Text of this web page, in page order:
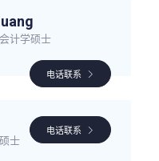
计学硕士
电话联系
士
电话联系